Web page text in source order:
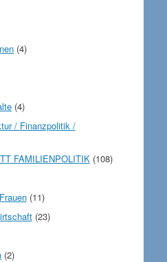
(4)
(4)
/ Finanzpolitik /
FAMILIENPOLITIK(108)
(11)
(23)
(2)